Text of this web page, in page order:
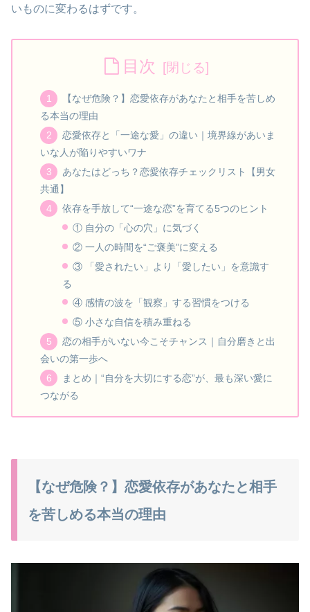
いものに変わるはずです。
目次
【なぜ危険？】恋愛依存があなたと相手を苦しめ
る本当の理由
恋愛依存と「一途な愛」の違い｜境界線があいま
いな人が陥りやすいワナ
あなたはどっち？恋愛依存チェックリスト【男女
共通】
依存を手放して“一途な恋”を育てる5つのヒント
① 自分の「心の穴」に気づく
② 一人の時間を“ご褒美”に変える
③ 「愛されたい」より「愛したい」を意識す
る
④ 感情の波を「観察」する習慣をつける
⑤ 小さな自信を積み重ねる
恋の相手がいない今こそチャンス｜自分磨きと出
会いの第一歩へ
まとめ｜“自分を大切にする恋”が、最も深い愛に
つながる
【なぜ危険？】恋愛依存があなたと相手
を苦しめる本当の理由